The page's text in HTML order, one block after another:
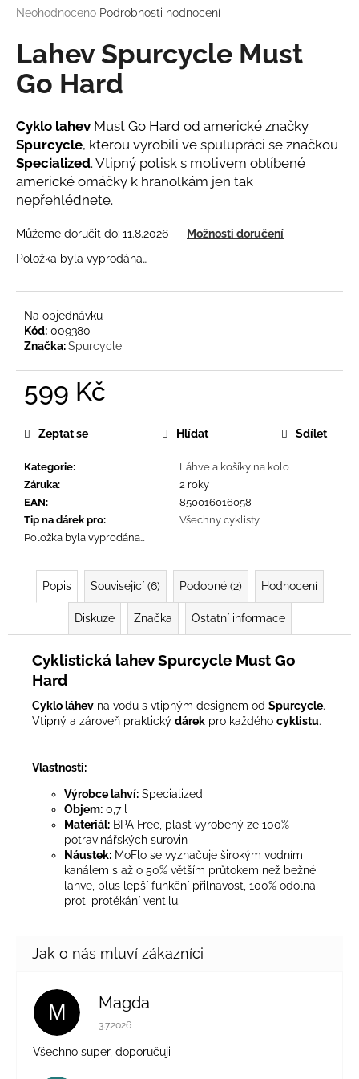
Průměrné
produktu
je
0,0
z
hvězdiček.
Neohodnoceno Podrobnosti hodnocení
Lahev Spurcycle Must
Go Hard
Cyklo lahev Must Go Hard od americké značky
Spurcycle, kterou vyrobili ve spulupráci se značkou
Specialized. Vtipný potisk s motivem oblíbené
americké omáčky k hranolkám jen tak
nepřehlédnete.
Můžeme doručit do: 11.8.2026
Možnosti doručení
Položka byla vyprodána…
Na objednávku
Kód: 009380
Značka:Spurcycle
599 Kč
Měrná
cena:
Kategorie:
Láhve a košíky na kolo
Záruka:
2 roky
EAN:
850016016058
Tip na dárek pro:
Všechny cyklisty
Položka byla vyprodána…
Zeptat se Hlídat Sdílet
Popis Související (6) Podobné (2) Hodnocení
Diskuze Značka Ostatní informace
Cyklistická lahev Spurcycle Must Go
Hard
Cyklo láhev na vodu s vtipným designem od Spurcycle.
Vtipný a zároveň praktický dárek pro každého cyklistu.
Vlastnosti:
Výrobce lahví: Specialized
Objem: 0,7 l
Materiál: BPA Free, plast vyrobený ze 100%
potravinářských surovin
Náustek: MoFlo se vyznačuje širokým vodním
kanálem s až o 50% větším průtokem než bežné
lahve, plus lepší funkční přilnavost, 100% odolná
proti protékání ventilu.
M Magda
Hodnocení obchodu je 5 z 5 hvězdiček.
3.7.2026
Všechno super, doporučuji
a
j
í
t
HLEDAT
D
p
o
u
e
m